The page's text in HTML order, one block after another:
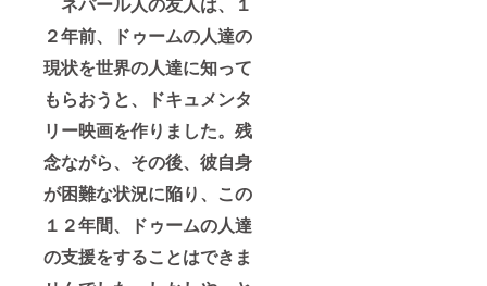
２年前、ドゥームの人達の
現状を世界の人達に知って
もらおうと、ドキュメンタ
リー映画を作りました。残
念ながら、その後、彼自身
が困難な状況に陥り、この
１２年間、ドゥームの人達
の支援をすることはできま